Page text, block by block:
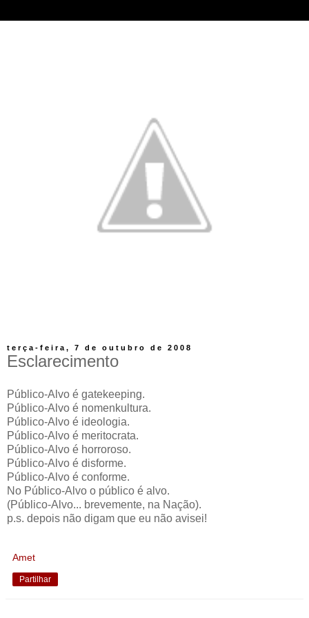
terça-feira, 7 de outubro de 2008
Esclarecimento
Público-Alvo é gatekeeping.
Público-Alvo é nomenkultura.
Público-Alvo é ideologia.
Público-Alvo é meritocrata.
Público-Alvo é horroroso.
Público-Alvo é disforme.
Público-Alvo é conforme.
No Público-Alvo o público é alvo.
(Público-Alvo... brevemente, na Nação).
p.s. depois não digam que eu não avisei!
Amet
Partilhar